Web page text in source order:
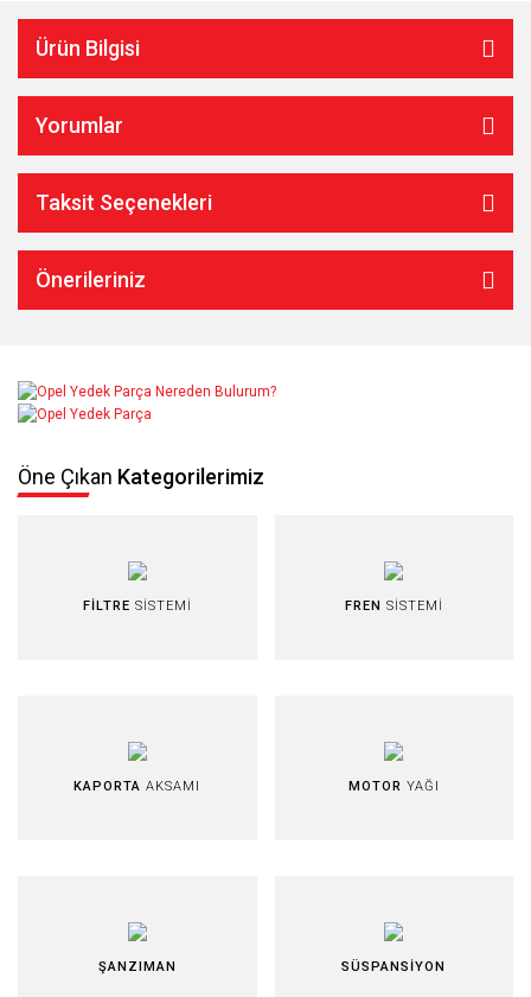
Ürün Bilgisi
Yorumlar
Taksit Seçenekleri
Önerileriniz
Öne Çıkan Kategorilerimiz
FİLTRE SİSTEMİ FREN SİSTEMİ
KAPORTA AKSAMI MOTOR YAĞI
ŞANZIMAN SÜSPANSİYON